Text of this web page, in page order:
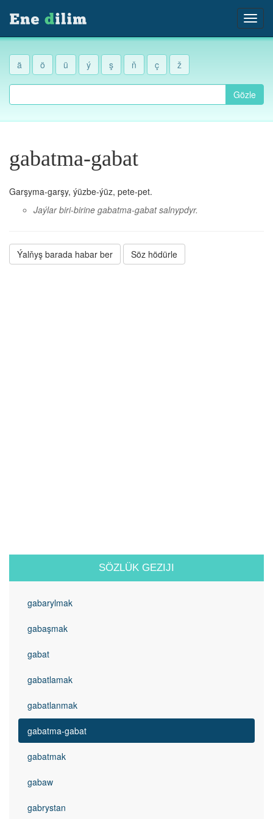
ä ö ü ý ş ň ç ž
Gözle
gabatma-gabat
Garşyma-garşy, ýüzbe-ýüz, pete-pet.
Jaýlar biri-birine gabatma-gabat salnypdyr.
Ýalňyş barada habar ber Söz hödürle
SÖZLÜK GEZIJI
gabarylmak
gabaşmak
gabat
gabatlamak
gabatlanmak
gabatma-gabat
gabatmak
gabaw
gabrystan